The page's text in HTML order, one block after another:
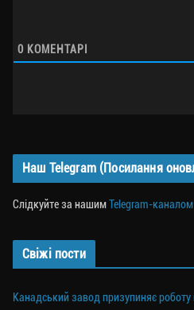
0 КОМЕНТАРІ
Наш Telegram (Посилання
Слідкуйте за нашимTelegram-каналом
Свіжі пости
Канадський завод призупиняє роботу